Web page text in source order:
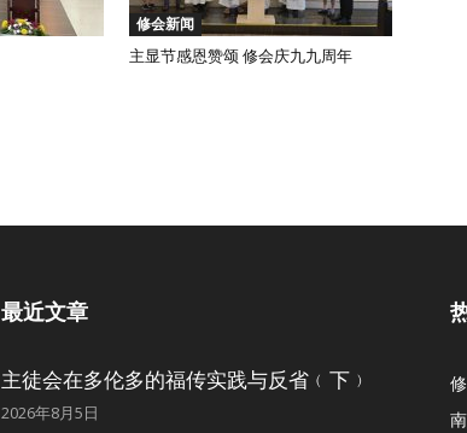
修会新闻
主显节感恩赞颂 修会庆九九周年
最近文章
主徒会在多伦多的福传实践与反省﹙下﹚
2026年8月5日